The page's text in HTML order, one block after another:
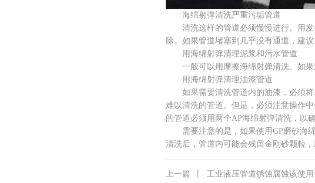
海绵射弹清洗严重污垢管道
清洗这样的管道必须慢慢进行。用发
除。如果管道堵塞到几乎没有通道，建
用海绵射弹清理泥浆和污水管道
一般可以用摩擦海绵射弹清洗。如果
用海绵射弹清理油漆管道
如果需要清洗管道内的油漆，必须将
难以清洗的管道。但是，必须注意操作
的管道必须用两个AP海绵射弹清洗，以
需要注意的是，如果使用GP磨砂海绵
清洗后，管道内可能会残留金刚砂颗粒
上一篇 工业液压管道锈蚀腐蚀该使用